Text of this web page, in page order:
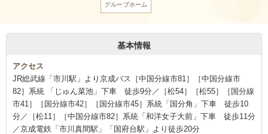
グループホーム
基本情報
アクセス
JR総武線「市川駅」より京成バス［中国分線市81］［中国分線市
82］系統 「じゅん菜池」下車 徒歩9分／［松54］［松55］［国分線
市41］［国分線市42］［国分線市45］系統「国分角」下車 徒歩10
分／［松11］［中国分線市82］系統「和洋女子大前」下車 徒歩11分
／京成電鉄「市川真間駅」「国府台駅」より徒歩20分